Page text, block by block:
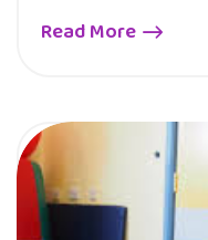
Read More